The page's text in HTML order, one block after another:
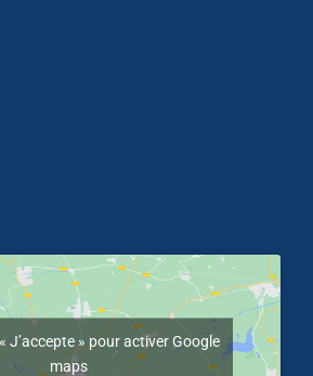
J’accepte » pour activer Google
maps